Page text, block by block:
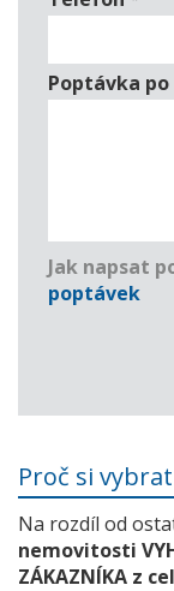
Poptávka
Jak napsat
poptávek
Proč si
Na rozdíl od
nemovitosti
ZÁKAZNÍKA z